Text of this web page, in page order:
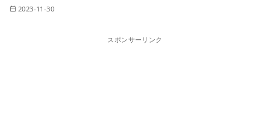
2023-11-30
スポンサーリンク